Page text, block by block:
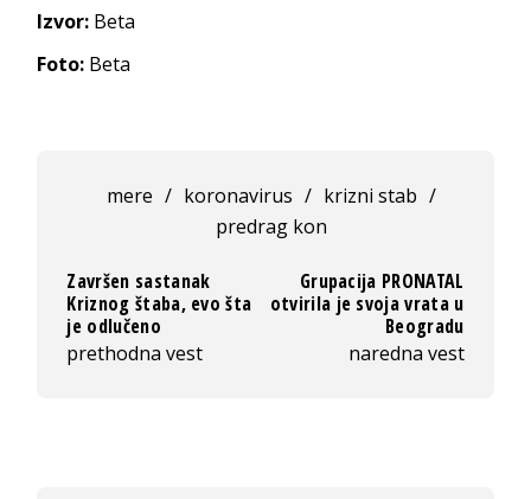
Izvor: Beta
Foto: Beta
mere / koronavirus / krizni stab /
predrag kon
Završen sastanak
Kriznog štaba, evo šta
je odlučeno
prethodna vest
Grupacija PRONATAL
otvirila je svoja vrata u
Beogradu
naredna vest